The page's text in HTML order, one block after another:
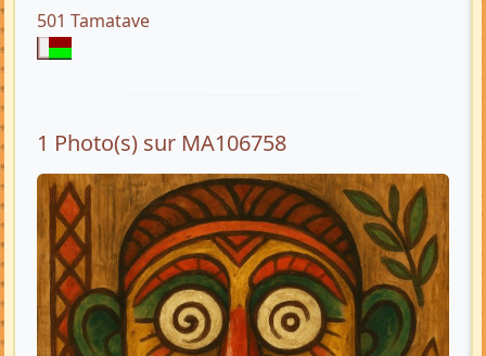
501 Tamatave
1 Photo(s) sur MA106758